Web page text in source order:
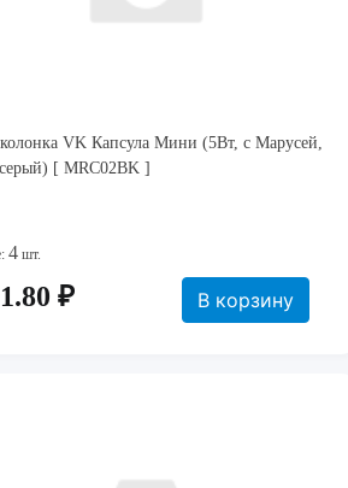
VK Капсула Мини (5Вт, с Марусей,
[ MRC02BK ]
4 шт.
₽ В корзину